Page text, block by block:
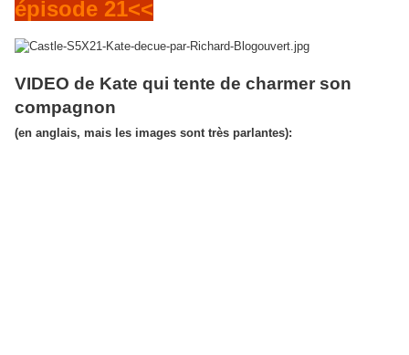
épisode 21<<
VIDEO de Kate qui tente de charmer son
compagnon
(en anglais, mais les images sont très parlantes):